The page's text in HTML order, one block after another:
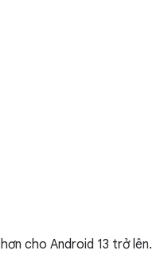
cho Android 13 trở lên.